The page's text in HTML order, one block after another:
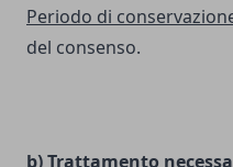
Periodo di
del consenso.
b) Trattamento